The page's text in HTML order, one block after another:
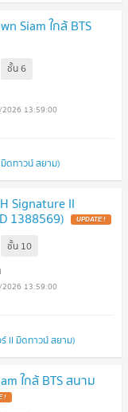
Siam ใกล้ BTS
ชั้น6
13:59:00
ดทาวน์ สยาม)
Signature II
1388569) UPDATE !
ชั้น 10
13:59:00
II มิดทาวน์ สยาม)
ใกล้ BTS สนาม
!